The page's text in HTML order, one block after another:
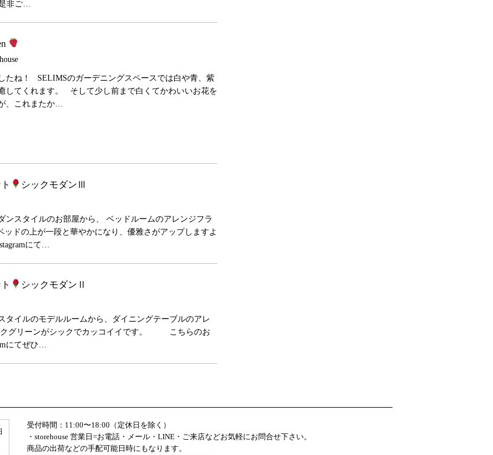
非ご…
たね！ SELIMSのガーデニングスペースでは白や青、紫
してくれます。 そして少し前まで白くてかわいいお花を
、これまたか…
シックモダンⅢ
ンスタイルのお部屋から、 ベッドルームのアレンジフラ
ドの上が一段と華やかになり、優雅さがアップしますよ
にて…
シックモダンⅡ
タイルのモデルルームから、ダイニングテーブルのアレ
クグリーンがシックでカッコイイです。 こちらのお
にてぜひ…
受付時間：11:00〜18:00（定休日を除く）
・storehouse 営業日=お電話・メール・LINE・ご来店などお気軽にお問合せ下さい。
商品の出荷などの手配可能日時にもなります。